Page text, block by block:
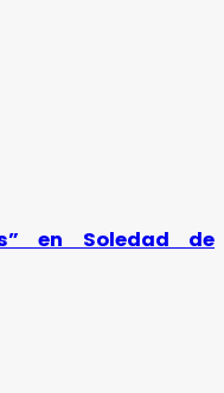
en Soledad de